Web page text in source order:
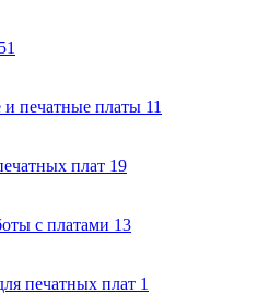
51
печатные платы 11
плат 19
с платами 13
печатных плат 1